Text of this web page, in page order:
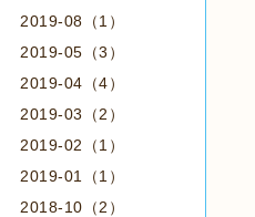
2019-08（1）
2019-05（3）
2019-04（4）
2019-03（2）
2019-02（1）
2019-01（1）
2018-10（2）